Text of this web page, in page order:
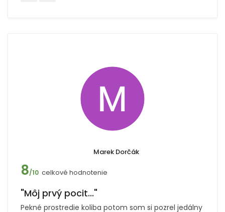
Marek Dorčák
8/10 celkové hodnotenie
"Môj prvý pocit..."
Pekné prostredie koliba potom som si pozrel jedálny